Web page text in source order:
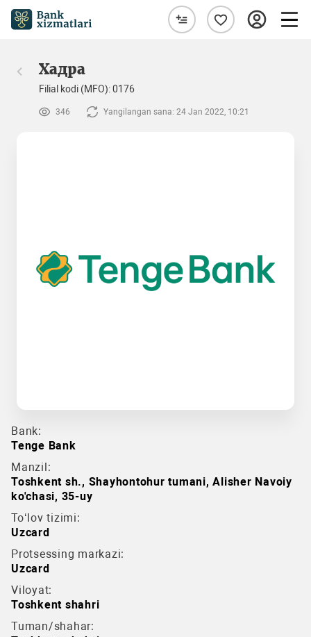
Хадра
Filial kodi (MFO): 0176
346 Yangilangan sana: 24 Jan 2022, 10:21
Bank:
Tenge Bank
Manzil:
Toshkent sh., Shayhontohur tumani, Alisher Navoiy
ko'chasi, 35-uy
To‘lov tizimi:
Uzcard
Protsessing markazi:
Uzcard
Viloyat:
Toshkent shahri
Tuman/shahar: